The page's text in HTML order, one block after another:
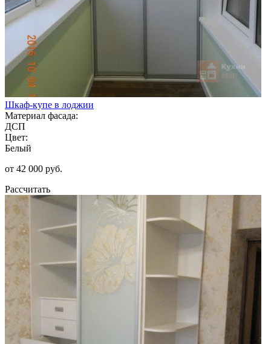
Шкаф-купе в лоджии
Материал фасада:
ДСП
Цвет:
Белый
от 42 000 руб.
Рассчитать